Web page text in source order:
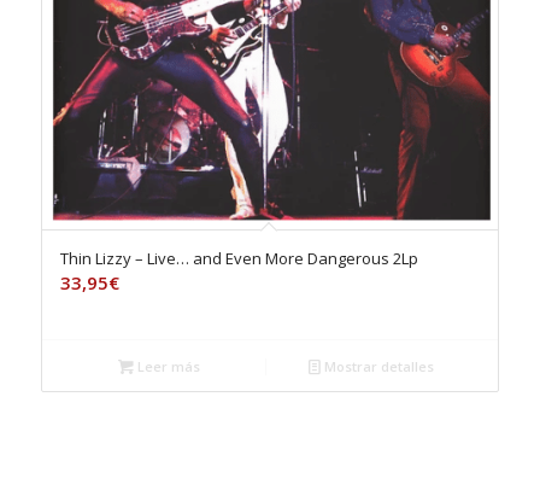
Thin Lizzy – Live… and Even More Dangerous 2Lp
33,95€
Leer más Mostrar detalles